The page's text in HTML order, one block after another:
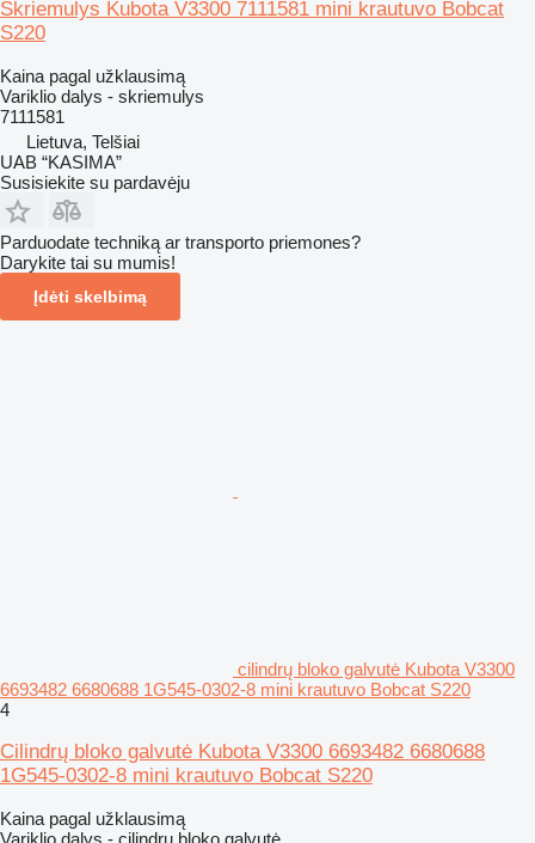
Skriemulys Kubota V3300 7111581 mini krautuvo Bobcat
S220
Kaina pagal užklausimą
Variklio dalys - skriemulys
7111581
Lietuva, Telšiai
UAB “KASIMA”
Susisiekite su pardavėju
Parduodate techniką ar transporto priemones?
Darykite tai su mumis!
Įdėti skelbimą
cilindrų bloko galvutė Kubota V3300
6693482 6680688 1G545-0302-8 mini krautuvo Bobcat S220
4
Cilindrų bloko galvutė Kubota V3300 6693482 6680688
1G545-0302-8 mini krautuvo Bobcat S220
Kaina pagal užklausimą
Variklio dalys - cilindrų bloko galvutė